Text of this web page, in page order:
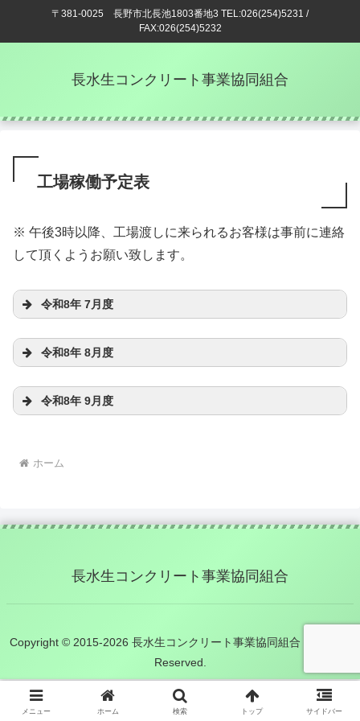
〒381-0025 長野市北長池1803番地3 TEL:026(254)5231 /
FAX:026(254)5232
長水生コンクリート事業協同組合
工場稼働予定表
※ 午後3時以降、工場渡しに来られるお客様は事前に連絡
して頂くようお願い致します。
令和8年 7月度
令和8年 8月度
令和8年 9月度
ホーム
長水生コンクリート事業協同組合
Copyright © 2015-2026 長水生コンクリート事業協同組合 All Rights
Reserved.
メニュー ホーム 検索 トップ サイドバー